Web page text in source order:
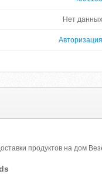
Нет данных
Авторизация
продуктов на дом